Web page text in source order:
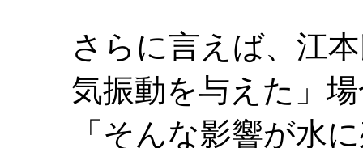
さらに言えば、江
気振動を与えた」
「そんな影響が水